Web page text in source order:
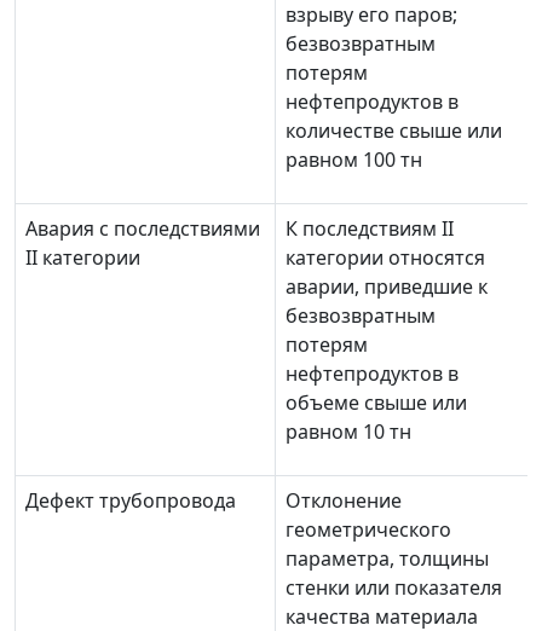
взрыву его паров;
безвозвратным
потерям
нефтепродуктов в
количестве свыше или
равном 100 тн
Авария с последствиями
II категории
К последствиям II
категории относятся
аварии, приведшие к
безвозвратным
потерям
нефтепродуктов в
объеме свыше или
равном 10 тн
Дефект трубопровода
Отклонение
геометрического
параметра, толщины
стенки или показателя
качества материала